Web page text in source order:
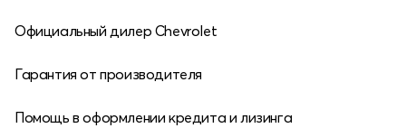
Официальный дилер Chevrolet
Гарантия от производителя
Помощь в оформлении кредита и лизинга